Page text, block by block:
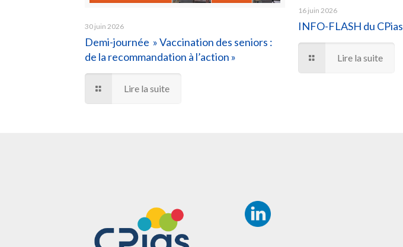
30 juin 2026
Demi-journée » Vaccination des seniors :
de la recommandation à l’action »
Lire la suite
16 juin 2026
INFO-FLASH du CPias
Lire la suite